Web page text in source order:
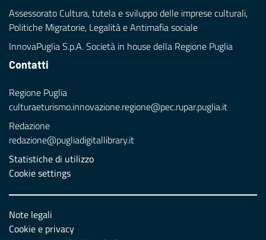
Assessorato Cultura, tutela e sviluppo delle imprese culturali,
Politiche Migratorie, Legalità e Antimafia sociale
InnovaPuglia S.p.A. Società in house della Regione Puglia
Contatti
Regione Puglia
culturaeturismo.innovazione.regione@pec.rupar.puglia.it
Redazione
redazione@pugliadigitallibrary.it
Statistiche di utilizzo
Cookie settings
Note legali
Cookie e privacy